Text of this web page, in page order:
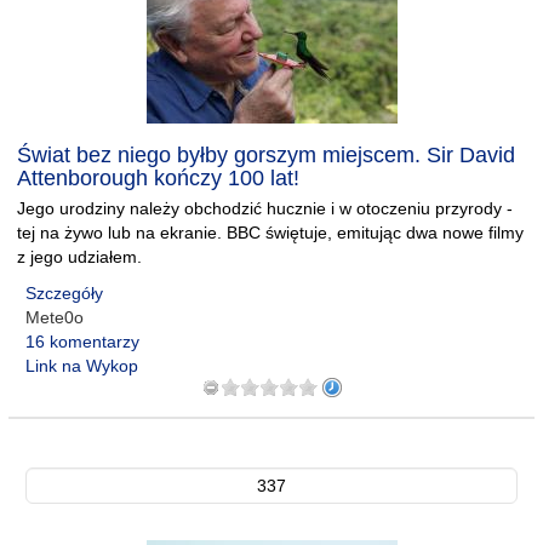
Świat bez niego byłby gorszym miejscem. Sir David
Attenborough kończy 100 lat!
Jego urodziny należy obchodzić hucznie i w otoczeniu przyrody -
tej na żywo lub na ekranie. BBC świętuje, emitując dwa nowe filmy
z jego udziałem.
Szczegóły
Mete0o
16 komentarzy
Link na Wykop
337